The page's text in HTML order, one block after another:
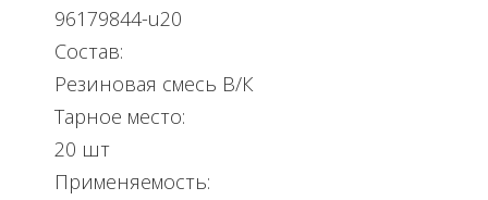
96179844-u20
Состав:
Резиновая смесь В/К
Тарное место:
20 шт
Применяемость: